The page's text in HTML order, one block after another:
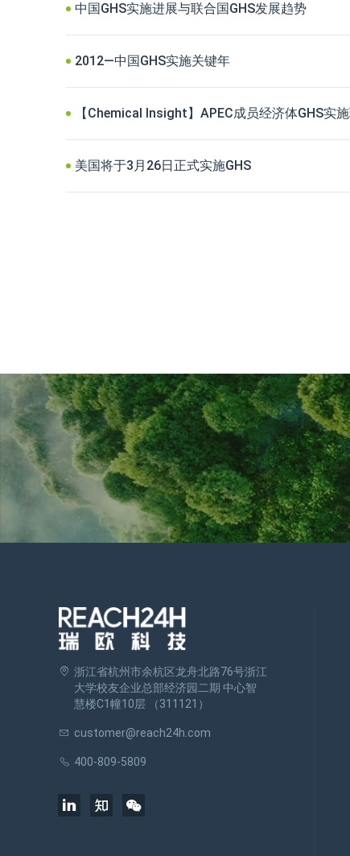
中国GHS实施进展与联合国GHS发展趋势
2012—中国GHS实施关键年
【Chemical Insight】APEC成员经济体GHS实
美国将于3月26日正式实施GHS
浙江省杭州市余杭区龙舟北路76号浙江
大学校友企业总部经济园二期 中心智
慧楼C1幢10层 （311121）
customer@reach24h.com
400-809-5809